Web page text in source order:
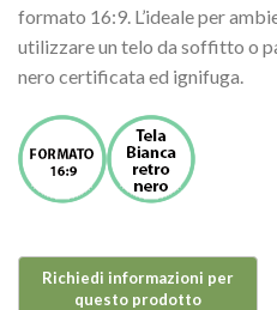
formato 16:9. L’ideale per
utilizzare un telo da soffitto o
nero certificata ed ignifuga.